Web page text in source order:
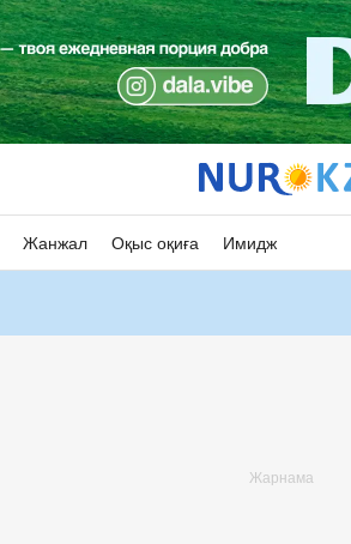
Жанжал Оқыс оқиға Имидж